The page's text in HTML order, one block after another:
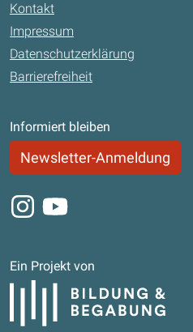
Kontakt
Impressum
Datenschutzerklärung
Barrierefreiheit
Informiert bleiben
Newsletter-Anmeldung
Instagram
Youtube
Ein Projekt von
Bildung und Begabung